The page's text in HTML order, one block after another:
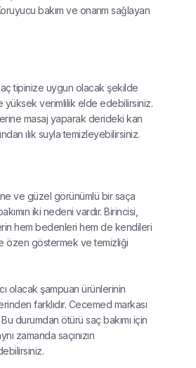
bakım ve onarım sağlayan
saç tipinize uygun olacak şekilde
yüksek verimlilik elde edebilirsiniz.
masaj yaparak derideki kan
ılık suyla temizleyebilirsiniz.
ve güzel görünümlü bir saça
iki nedeni vardır. Birincisi,
hem bedenleri hem de kendileri
özen göstermek ve temizliği
olacak şampuan ürünlerinin
farklıdır. Cecemed markası
durumdan ötürü saç bakımı için
zamanda saçınızın